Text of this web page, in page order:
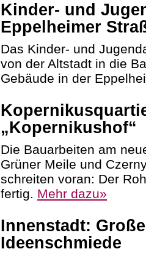
Kinder- und
Eppelheimer
Das Kinder- und
von der Altstadt in die
Gebäude in der
„Kopernikushof“
Die Bauarbeiten am
Grüner Meile und
schreiten voran: Der
fertig. Mehr dazu»
Innenstadt:
Ideenschmiede